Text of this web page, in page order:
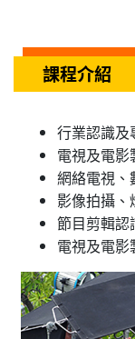
課程介紹
行業認識及
電視及電
網絡電視、
影像拍攝
節目剪輯
電視及電